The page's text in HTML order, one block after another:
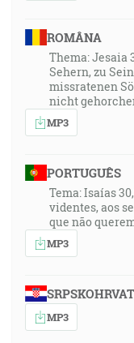
ROMÂNA
Thema: Jesaia
Sehern, zu
missratenen
nicht
MP3
PORTUGUÊS
Tema: Isaías
videntes, aos
que não
MP3
MP3